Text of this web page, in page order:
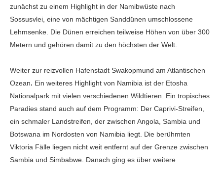
zunächst zu einem Highlight in der Namibwüste nach
Sossusvlei, eine von mächtigen Sanddünen umschlossene
Lehmsenke. Die Dünen erreichen teilweise Höhen von über 300
Metern und gehören damit zu den höchsten der Welt.
Weiter zur reizvollen Hafenstadt Swakopmund am Atlantischen
Ozean. Ein weiteres Highlight von Namibia ist der Etosha
Nationalpark mit vielen verschiedenen Wildtieren. Ein tropisches
Paradies stand auch auf dem Programm: Der Caprivi-Streifen,
ein schmaler Landstreifen, der zwischen Angola, Sambia und
Botswana im Nordosten von Namibia liegt. Die berühmten
Viktoria Fälle liegen nicht weit entfernt auf der Grenze zwischen
Sambia und Simbabwe. Danach ging es über weitere